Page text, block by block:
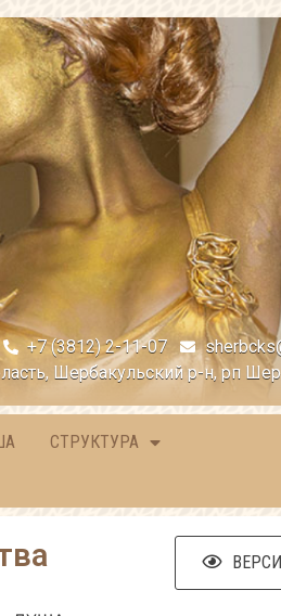
+7 (3812) 2-11-07
Шербакульский р-н, рп
СТРУКТУРА